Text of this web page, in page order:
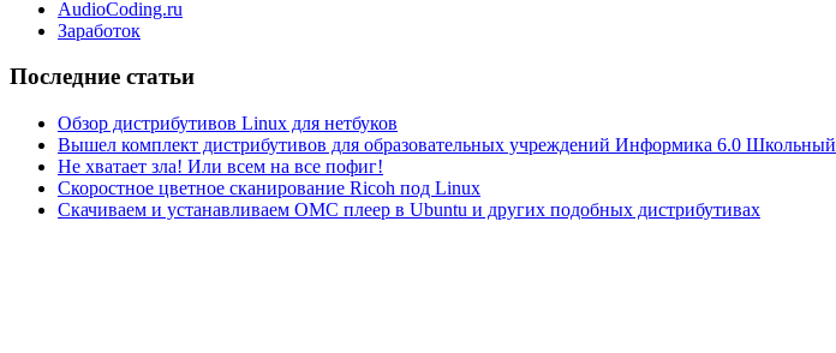
AudioCoding.ru
Заработок
Последние статьи
Обзор дистрибутивов Linux для нетбуков
Вышел комплект дистрибутивов для образовательных учреждений Информика 6.0 Школьный
Не хватает зла! Или всем на все пофиг!
Скоростное цветное сканирование Ricoh под Linux
Скачиваем и устанавливаем ОМС плеер в Ubuntu и других подобных дистрибутивах